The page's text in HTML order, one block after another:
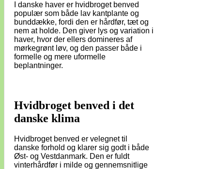
I danske haver er hvidbroget benved
populær som både lav kantplante og
bunddække, fordi den er hårdfør, tæt og
nem at holde. Den giver lys og variation i
haver, hvor der ellers domineres af
mørkegrønt løv, og den passer både i
formelle og mere uformelle
beplantninger.
Hvidbroget benved i det
danske klima
Hvidbroget benved er velegnet til
danske forhold og klarer sig godt i både
Øst- og Vestdanmark. Den er fuldt
vinterhårdfør i milde og gennemsnitlige